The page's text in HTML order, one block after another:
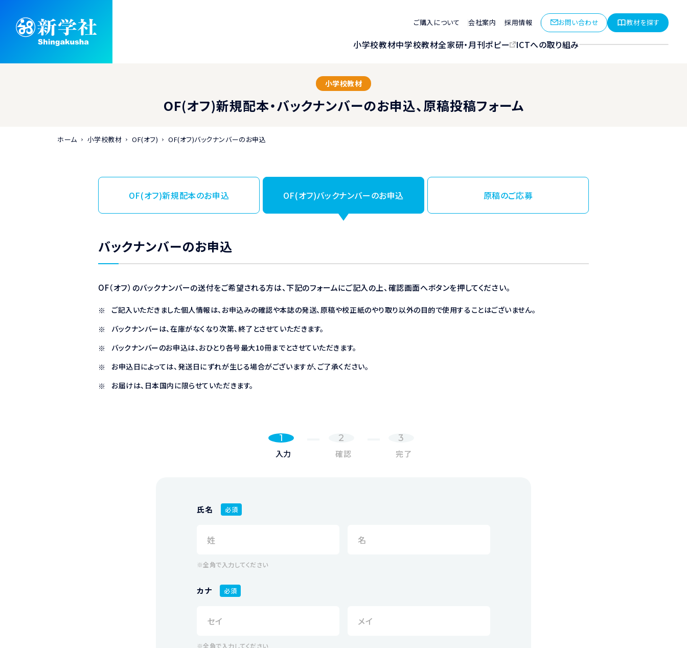
ご購入について 会社案内 採用情報 お問い合わせ 教材を探す
小学校教材中学校教材全家研・月刊ポピー ICTへの取り組み
小学校教材
OF(オフ)新規配本・バックナンバーのお申込、原稿投稿フォーム
ホーム 小学校教材 OF(オフ) OF(オフ)バックナンバーのお申込
OF(オフ)新規配本のお申込 OF(オフ)バックナンバーのお申込 原稿のご応募
バックナンバーのお申込
OF（オフ）のバックナンバーの送付をご希望される方は、下記のフォームにご記入の上、確認画面へボタンを押してください。
ご記入いただきました個人情報は、お申込みの確認や本誌の発送、原稿や校正紙のやり取り以外の目的で使用することはございません。
バックナンバーは、在庫がなくなり次第、終了とさせていただきます。
バックナンバーのお申込は、おひとり各号最大10冊までとさせていただきます。
お申込日によっては、発送日にずれが生じる場合がございますが、ご了承ください。
お届けは、日本国内に限らせていただきます。
1
入力
2
確認
3
完了
氏名 必須
※全角で入力してください
カナ 必須
※全角で入力してください